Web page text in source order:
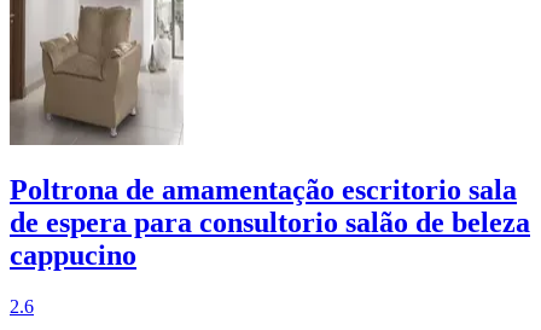
Poltrona de amamentação escritorio sala
de espera para consultorio salão de beleza
cappucino
2.6